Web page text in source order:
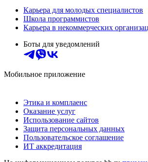
Карьера для молодых специалистов
Школа программистов
Карьера в некоммерческих
Боты для уведомлений
Мобильное приложение
Этика и комплаенс
Оказание услуг
Использование сайтов
Защита персональных данных
Пользовательское соглашение
ИТ аккредитация